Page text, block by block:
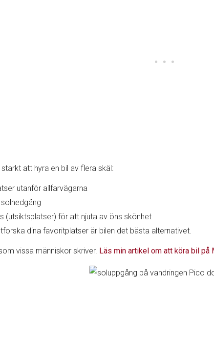
att hyra en bil av flera skäl:
utanför allfarvägarna
(utsiktsplatser) för att njuta av öns skönhet
dina favoritplatser är bilen det bästa alternativet.
vissa människor skriver. Läs min artikel om att köra bil på